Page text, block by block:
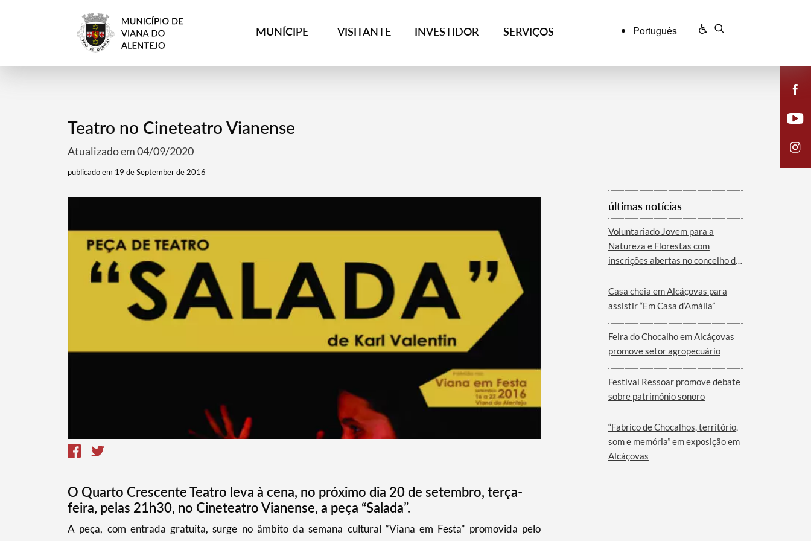
MUNÍCIPE VISITANTE INVESTIDOR SERVIÇOS Português
Termo de Pesquisa
Teatro no Cineteatro Vianense
Atualizado em 04/09/2020
publicado em 19 de September de 2016
O Quarto Crescente Teatro leva à cena, no próximo dia 20 de setembro, terça-
feira, pelas 21h30, no Cineteatro Vianense, a peça “Salada”.
​A peça, com entrada gratuita, surge no âmbito da semana cultural “Viana em Festa” promovida pelo
últimas notícias
Voluntariado Jovem para a
Natureza e Florestas com
inscrições abertas no concelho de
Casa cheia em Alcáçovas para
assistir “Em Casa d’Amália”
Feira do Chocalho em Alcáçovas
promove setor agropecuário
Festival Ressoar promove debate
sobre património sonoro
“Fabrico de Chocalhos, território,
som e memória” em exposição em
Alcáçovas